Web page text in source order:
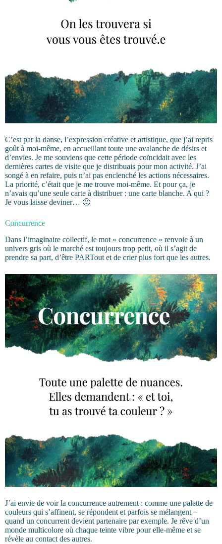
C’est par la danse, l’expression créative et artistique, que j’ai repris
goût à moi-même, en accueillant toute une avalanche de désirs et
d’envies. Je me souviens que cette période coïncidait avec les
dernières cartes de visite que je distribuais pour mon activité. J’ai
songé à en refaire, puis n’ai pas enclenché les actions nécessaires.
La priorité, c’était que je me trouve moi-même. Et pour ça, je
n’avais qu’une seule carte à distribuer : une carte blanche. A qui ?
Je vous laisse deviner… 🙂
Concurrence
Dans l’imaginaire collectif, le mot « concurrence » renvoie à un
univers gris où le marché est toujours trop petit, où il s’agit de
prendre sa part, d’être PARTout et de crier plus fort que les autres.
J’ai envie de voir la concurrence autrement : comme une palette de
couleurs qui s’affinent, se répondent et parfois se mélangent –
quand un concurrent devient partenaire par exemple. Je rêve d’un
monde multicolore où chaque teinte vibre pour elle-même et se
révèle au contact des autres.